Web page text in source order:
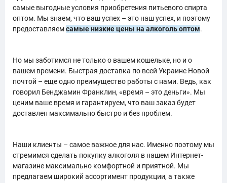
самые выгодные условия приобретения питьевого спирта
оптом. Мы знаем, что ваш успех – это наш успех, и поэтому
предоставляемсамые низкие цены на алкоголь оптом.
Но мы заботимся не только о вашем кошельке, но и о
вашем времени. Быстрая доставка по всей Украине Новой
почтой – еще одно преимущество работы с нами. Ведь, как
говорил Бенджамин Франклин, «время – это деньги». Мы
ценим ваше время и гарантируем, что ваш заказ будет
доставлен максимально быстро и без проблем.
Наши клиенты – самое важное для нас. Именно поэтому мы
стремимся сделать покупку алкоголя в нашем Интернет-
магазине максимально комфортной и приятной. Мы
предлагаем широкий ассортимент продукции, а также